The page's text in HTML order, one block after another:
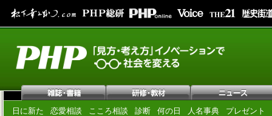
日に新た 恋愛相談 こころ相談 診断 何の日 人名事典 プレゼント